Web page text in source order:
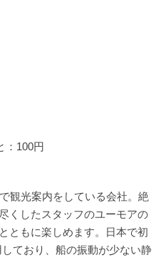
：100円
観光案内をしている会社。絶
くしたスタッフのユーモアの
ともに楽しめます。日本で初
ており、船の振動が少ない静